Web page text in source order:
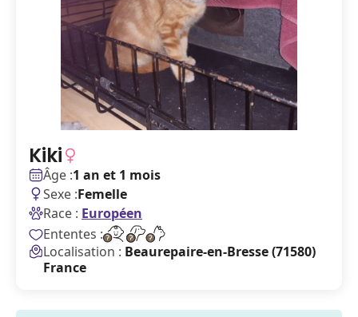
Kiki
Âge :1 an et 1 mois
Sexe :Femelle
Race : Européen
Ententes :
Localisation : Beaurepaire-en-Bresse (71580)
France